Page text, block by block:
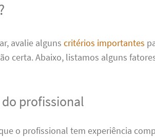
avalie algunscritérios importantes
certa. Abaixo, listamos alguns
profissional
o profissional tem experiência